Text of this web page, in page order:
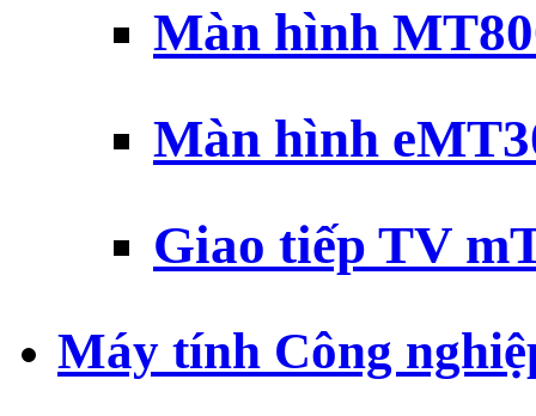
Màn hình
Màn hình
Giao tiếp TV
Máy tính Công